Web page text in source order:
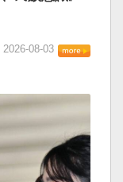
2026-08-03